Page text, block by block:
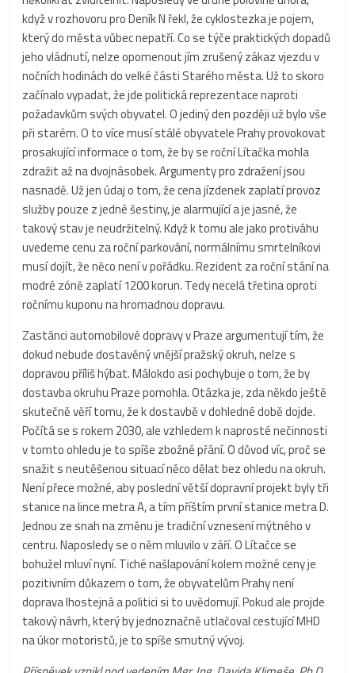
když v rozhovoru pro Deník N řekl, že cyklostezka je pojem,
který do města vůbec nepatří. Co se týče praktických dopadů
jeho vládnutí, nelze opomenout jím zrušený zákaz vjezdu v
nočních hodinách do velké části Starého města. Už to skoro
začínalo vypadat, že jde politická reprezentace naproti
požadavkům svých obyvatel. O jediný den později už bylo vše
při starém. O to více musí stálé obyvatele Prahy provokovat
prosakující informace o tom, že by se roční Lítačka mohla
zdražit až na dvojnásobek. Argumenty pro zdražení jsou
nasnadě. Už jen údaj o tom, že cena jízdenek zaplatí provoz
služby pouze z jedné šestiny, je alarmující a je jasné, že
takový stav je neudržitelný. Když k tomu ale jako protiváhu
uvedeme cenu za roční parkování, normálnímu smrtelníkovi
musí dojít, že něco není v pořádku. Rezident za roční stání na
modré zóně zaplatí 1200 korun. Tedy necelá třetina oproti
ročnímu kuponu na hromadnou dopravu.
Zastánci automobilové dopravy v Praze argumentují tím, že
dokud nebude dostavěný vnější pražský okruh, nelze s
dopravou příliš hýbat. Málokdo asi pochybuje o tom, že by
dostavba okruhu Praze pomohla. Otázka je, zda někdo ještě
skutečně věří tomu, že k dostavbě v dohledné době dojde.
Počítá se s rokem 2030, ale vzhledem k naprosté nečinnosti
v tomto ohledu je to spíše zbožné přání. O důvod víc, proč se
snažit s neutěšenou situací něco dělat bez ohledu na okruh.
Není přece možné, aby poslední větší dopravní projekt byly tři
stanice na lince metra A, a tím příštím první stanice metra D.
Jednou ze snah na změnu je tradiční vznesení mýtného v
centru. Naposledy se o něm mluvilo v září. O Lítačce se
bohužel mluví nyní. Tiché našlapování kolem možné ceny je
pozitivním důkazem o tom, že obyvatelům Prahy není
doprava lhostejná a politici si to uvědomují. Pokud ale projde
takový návrh, který by jednoznačně utlačoval cestující MHD
na úkor motoristů, je to spíše smutný vývoj.